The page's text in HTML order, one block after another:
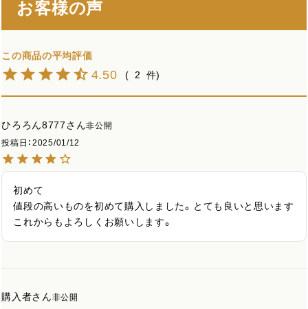
お客様の声
4.50 2
ひろろん8777
非公開
投稿日
2025/01/12
初めて
値段の高いものを初めて購入しました。とても良いと思います
これからもよろしくお願いします。
購入者
非公開